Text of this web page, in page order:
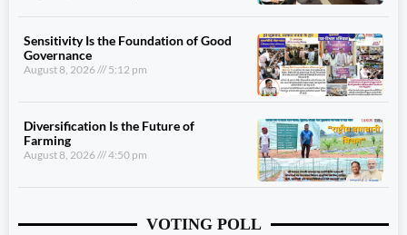
Sensitivity Is the Foundation of Good
Governance
August 8, 2026 5:12 pm
Diversification Is the Future of
Farming
August 8, 2026 4:50 pm
VOTING POLL